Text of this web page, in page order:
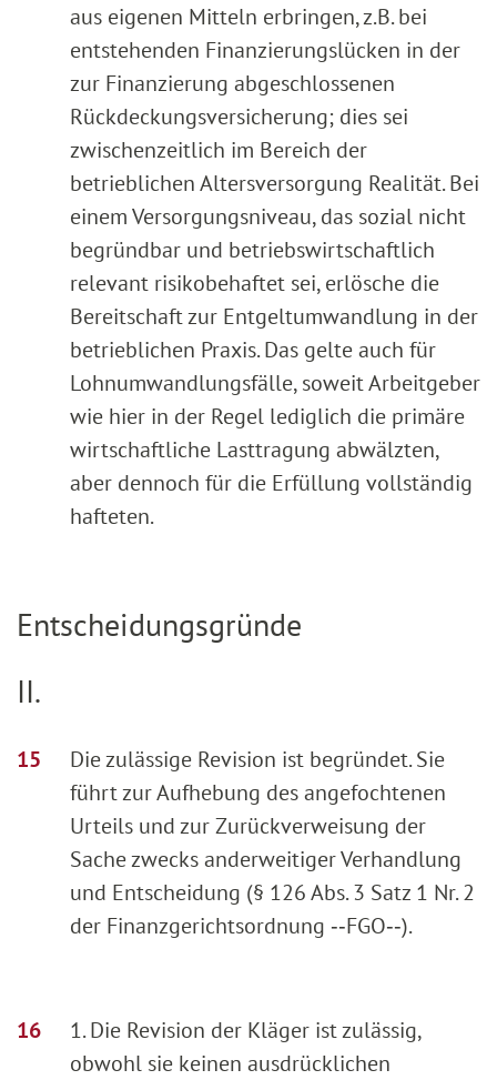
aus eigenen Mitteln erbringen, z.B. bei
entstehenden Finanzierungslücken in der
zur Finanzierung abgeschlossenen
Rückdeckungsversicherung; dies sei
zwischenzeitlich im Bereich der
betrieblichen Altersversorgung Realität. Bei
einem Versorgungsniveau, das sozial nicht
begründbar und betriebswirtschaftlich
relevant risikobehaftet sei, erlösche die
Bereitschaft zur Entgeltumwandlung in der
betrieblichen Praxis. Das gelte auch für
Lohnumwandlungsfälle, soweit Arbeitgeber
wie hier in der Regel lediglich die primäre
wirtschaftliche Lasttragung abwälzten,
aber dennoch für die Erfüllung vollständig
hafteten.
Entscheidungsgründe
II.
Die zulässige Revision ist begründet. Sie
führt zur Aufhebung des angefochtenen
Urteils und zur Zurückverweisung der
Sache zwecks anderweitiger Verhandlung
und Entscheidung (§ 126 Abs. 3 Satz 1 Nr. 2
der Finanzgerichtsordnung ‑‑FGO‑‑).
1. Die Revision der Kläger ist zulässig,
obwohl sie keinen ausdrücklichen